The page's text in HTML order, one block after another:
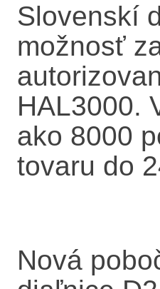
Slovenskí
možnosť
HAL3000.
ako 8000
tovaru do
Nová